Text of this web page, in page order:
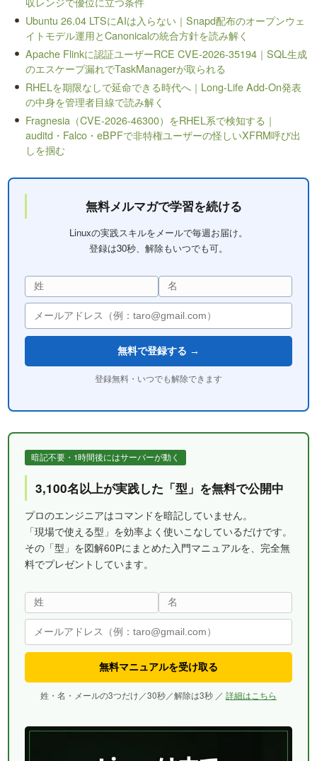
Ubuntu 26.04 LTSにAIは入らない｜Snapd配布のオープンウェ
イトモデル運用とCanonicalの統合方針を読み解く
Apache Flinkに認証ユーザーRCE CVE-2026-35194｜SQL生成
のエスケープ漏れでTaskManagerが取られる
RHELを期限なしで延命できる時代へ｜Long-Life Add-On発表
の中身を管理者目線で読み解く
Fragnesia（CVE-2026-46300）をRHEL系で検知する｜
auditd・Falco・eBPFで非特権ユーザーの怪しいXFRM呼び出
しを掴む
無料メルマガで学習を続ける
Linuxの実践スキルをメールで毎週お届け。
登録は30秒、解除もいつでも可。
無料で登録する →
登録無料・いつでも解除できます
暗記不要・1時間後にはサーバーが動く
3,100名以上が実践した「型」を無料で公開中
プロのエンジニアはコマンドを暗記していません。
「現場で使える型」を効率よく使いこなしているだけです。
その「型」を図解60Pにまとめた入門マニュアルを、完全無
料でプレゼントしています。
無料マニュアルを受け取る
姓・名・メールの3つだけ／30秒／解除は3秒 ／ 詳細はこちら